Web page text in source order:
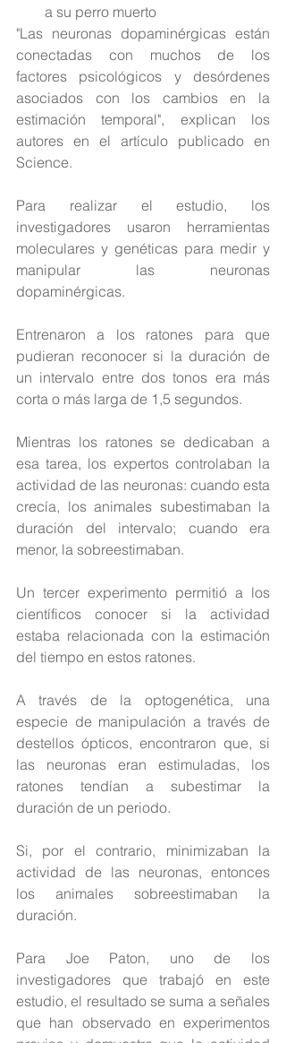
a su perro muerto
"Las neuronas dopaminérgicas están
conectadas con muchos de los
factores psicológicos y desórdenes
asociados con los cambios en la
estimación temporal", explican los
autores en el artículo publicado en
Science.
Para realizar el estudio, los
investigadores usaron herramientas
moleculares y genéticas para medir y
manipular las neuronas
dopaminérgicas.
Entrenaron a los ratones para que
pudieran reconocer si la duración de
un intervalo entre dos tonos era más
corta o más larga de 1,5 segundos.
Mientras los ratones se dedicaban a
esa tarea, los expertos controlaban la
actividad de las neuronas: cuando esta
crecía, los animales subestimaban la
duración del intervalo; cuando era
menor, la sobreestimaban.
Un tercer experimento permitió a los
científicos conocer si la actividad
estaba relacionada con la estimación
del tiempo en estos ratones.
A través de la optogenética, una
especie de manipulación a través de
destellos ópticos, encontraron que, si
las neuronas eran estimuladas, los
ratones tendían a subestimar la
duración de un periodo.
Si, por el contrario, minimizaban la
actividad de las neuronas, entonces
los animales sobreestimaban la
duración.
Para Joe Paton, uno de los
investigadores que trabajó en este
estudio, el resultado se suma a señales
que han observado en experimentos